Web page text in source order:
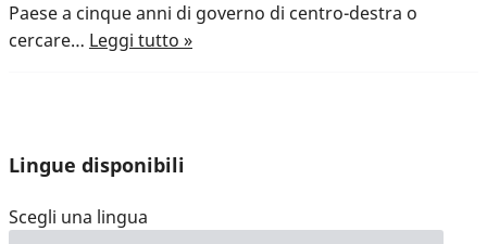
Paese a cinque anni di governo di centro-destra o
cercare… Leggi tutto »
Lingue disponibili
Scegli una lingua